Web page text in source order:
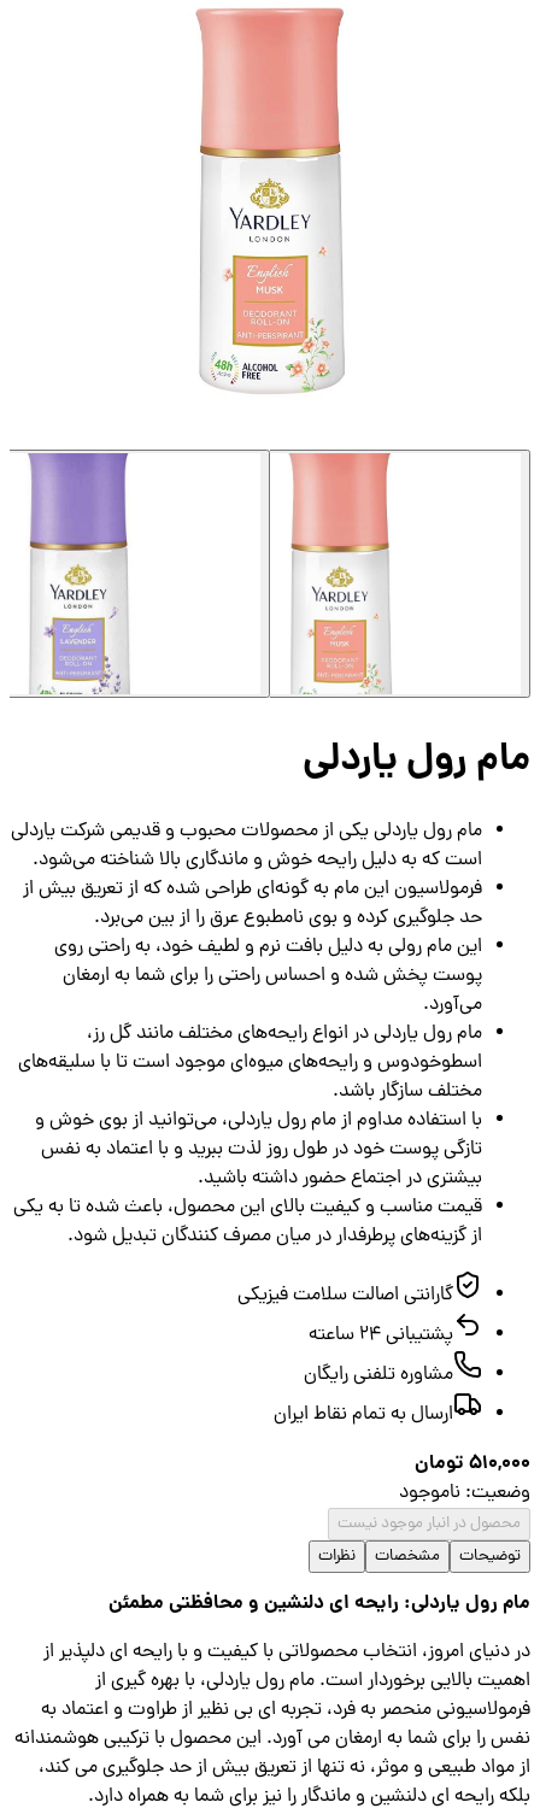
رول یاردلی
مام رول یاردلی یکی از محصولات محبوب و قدیمی شرکت یاردلی
است که به دلیل رایحه خوش و ماندگاری بالا شناخته می‌شود.
فرمولاسیون این مام به گونه‌ای طراحی شده که از تعریق بیش از
حد جلوگیری کرده و بوی نامطبوع عرق را از بین می‌برد.
این مام رولی به دلیل بافت نرم و لطیف خود، به راحتی روی
پوست پخش شده و احساس راحتی را برای شما به ارمغان
می‌آورد.
مام رول یاردلی در انواع رایحه‌های مختلف مانند گل رز،
اسطوخودوس و رایحه‌های میوه‌ای موجود است تا با سلیقه‌های
مختلف سازگار باشد.
با استفاده مداوم از مام رول یاردلی، می‌توانید از بوی خوش و
تازگی پوست خود در طول روز لذت ببرید و با اعتماد به نفس
بیشتری در اجتماع حضور داشته باشید.
قیمت مناسب و کیفیت بالای این محصول، باعث شده تا به یکی
از گزینه‌های پرطرفدار در میان مصرف کنندگان تبدیل شود.
گارانتی اصالت سلامت فیزیکی
پشتیبانی ۲۴ ساعته
مشاوره تلفنی رایگان
ارسال به تمام نقاط ایران
تومان
:ناموجود
در انبار موجود نیست
مشخصات نظرات
رول یاردلی: رایحه ای دلنشین و محافظتی مطمئن
امروز، انتخاب محصولاتی با کیفیت و با رایحه ای دلپذیر از
بالایی برخوردار است. مام رول یاردلی، با بهره گیری از
منحصر به فرد، تجربه ای بی نظیر از طراوت و اعتماد به
را برای شما به ارمغان می آورد. این محصول با ترکیبی هوشمندانه
طبیعی و موثر، نه تنها از تعریق بیش از حد جلوگیری می کند،
رایحه ای دلنشین و ماندگار را نیز برای شما به همراه دارد.